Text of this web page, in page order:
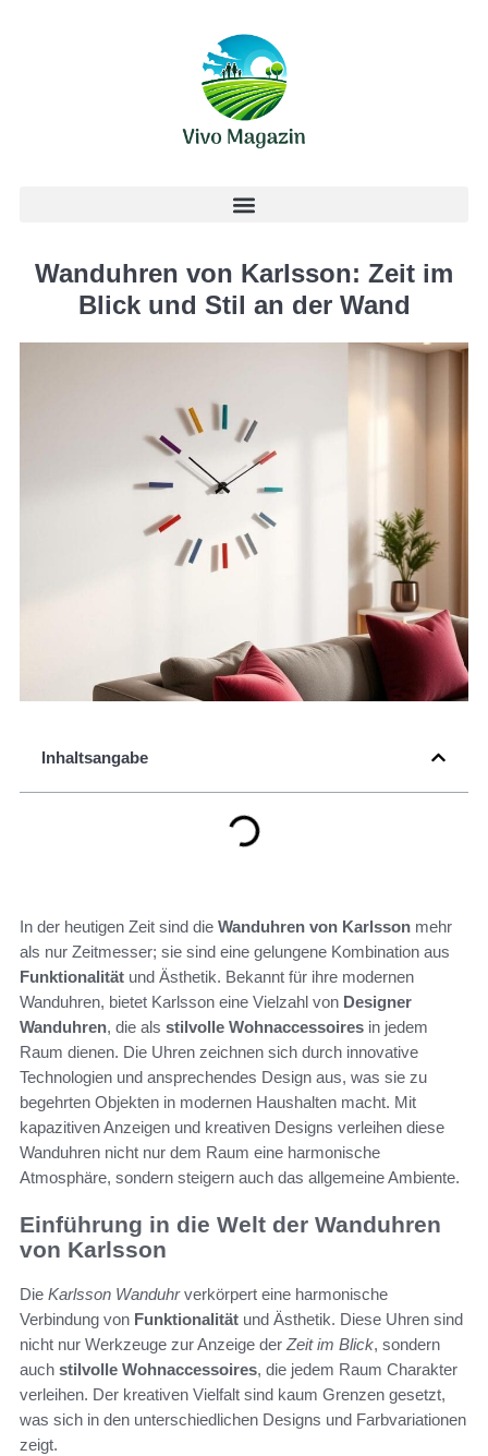
Wanduhren von Karlsson: Zeit im
Blick und Stil an der Wand
Inhaltsangabe
In der heutigen Zeit sind die Wanduhren von Karlsson mehr
als nur Zeitmesser; sie sind eine gelungene Kombination aus
Funktionalität und Ästhetik. Bekannt für ihre modernen
Wanduhren, bietet Karlsson eine Vielzahl von Designer
Wanduhren, die als stilvolle Wohnaccessoires in jedem
Raum dienen. Die Uhren zeichnen sich durch innovative
Technologien und ansprechendes Design aus, was sie zu
begehrten Objekten in modernen Haushalten macht. Mit
kapazitiven Anzeigen und kreativen Designs verleihen diese
Wanduhren nicht nur dem Raum eine harmonische
Atmosphäre, sondern steigern auch das allgemeine Ambiente.
Einführung in die Welt der Wanduhren
von Karlsson
Die Karlsson Wanduhrverkörpert eine harmonische
Verbindung von Funktionalität und Ästhetik. Diese Uhren sind
nicht nur Werkzeuge zur Anzeige der Zeit im Blick, sondern
auch stilvolle Wohnaccessoires, die jedem Raum Charakter
verleihen. Der kreativen Vielfalt sind kaum Grenzen gesetzt,
was sich in den unterschiedlichen Designs und Farbvariationen
zeigt.